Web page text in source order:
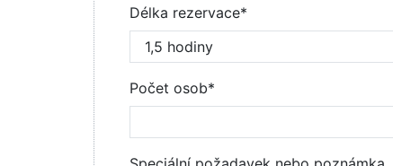
Délka rezervace*
Počet osob*